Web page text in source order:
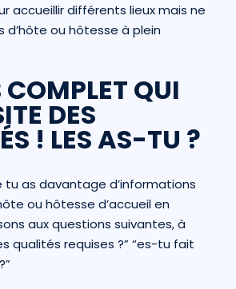
accueillir différents lieux mais ne
d’hôte ou hôtesse à plein
QUI
DES
! LES AS-TU ?
tu as davantage d’informations
ou hôtesse d’accueil en
aux questions suivantes, à
qualités requises ?” “es-tu fait